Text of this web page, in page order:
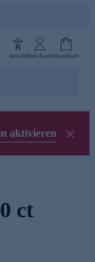
AnsichtMein KontoWarenkorb
aktivieren
ct